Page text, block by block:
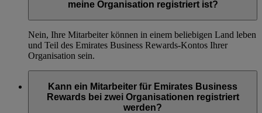
meine Organisation registriert ist?
Nein, Ihre Mitarbeiter können in einem beliebigen Land leben
und Teil des Emirates Business Rewards-Kontos Ihrer
Organisation sein.
Kann ein Mitarbeiter für Emirates Business
Rewards bei zwei Organisationen registriert
werden?